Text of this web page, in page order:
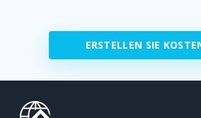
ERSTELLEN SIE